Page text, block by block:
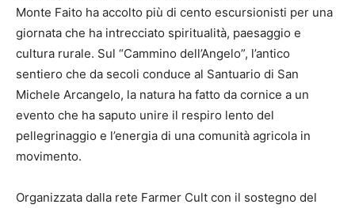
Monte Faito ha accolto più di cento escursionisti per una
giornata che ha intrecciato spiritualità, paesaggio e
cultura rurale. Sul “Cammino dell’Angelo”, l’antico
sentiero che da secoli conduce al Santuario di San
Michele Arcangelo, la natura ha fatto da cornice a un
evento che ha saputo unire il respiro lento del
pellegrinaggio e l’energia di una comunità agricola in
movimento.
Organizzata dalla rete Farmer Cult con il sostegno del